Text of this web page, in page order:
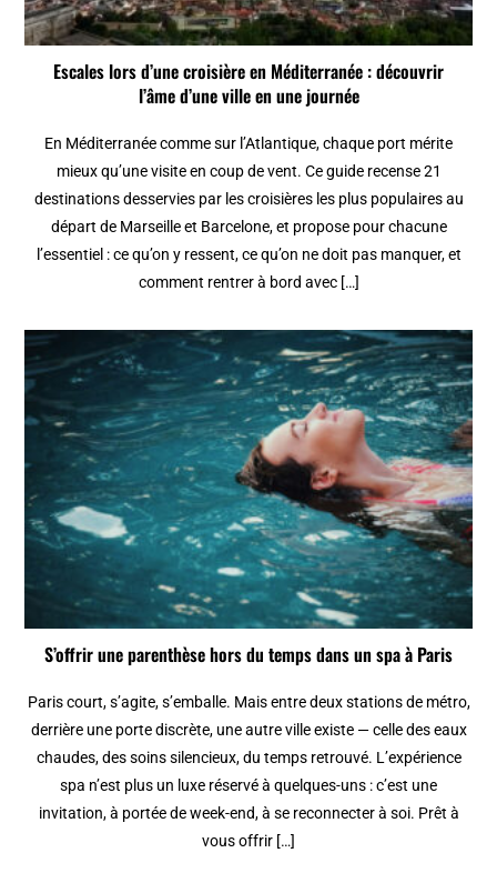
Escales lors d’une croisière en Méditerranée : découvrir
l’âme d’une ville en une journée
En Méditerranée comme sur l’Atlantique, chaque port mérite
mieux qu’une visite en coup de vent. Ce guide recense 21
destinations desservies par les croisières les plus populaires au
départ de Marseille et Barcelone, et propose pour chacune
l’essentiel : ce qu’on y ressent, ce qu’on ne doit pas manquer, et
comment rentrer à bord avec […]
S’offrir une parenthèse hors du temps dans un spa à Paris
Paris court, s’agite, s’emballe. Mais entre deux stations de métro,
derrière une porte discrète, une autre ville existe — celle des eaux
chaudes, des soins silencieux, du temps retrouvé. L’expérience
spa n’est plus un luxe réservé à quelques-uns : c’est une
invitation, à portée de week-end, à se reconnecter à soi. Prêt à
vous offrir […]